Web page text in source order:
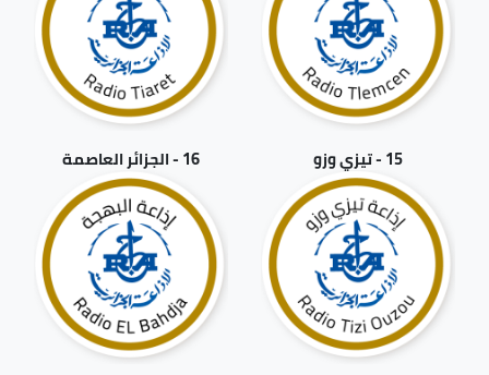
15 - تيزي وزو 16 - الجزائر العاصمة